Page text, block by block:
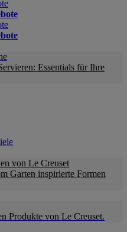
Essentials für Ihre
von Le Creuset
Garten inspirierte Formen
Produkte von Le Creuset.